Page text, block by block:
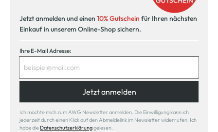
Jetzt anmelden und einen 10% Gutschein für Ihren nächsten
Einkauf in unserem Online-Shop sichern.
Ihre E-Mail Adresse:
Jetzt anmelden
Ich möchte mich zum AWG Newsletter anmelden. Die Einwilligung kann ich
jederzeit durch einen Klick auf den Abmeldelink im Newsletter widerrufen. Ich
habe die Datenschutzerklärunggelesen.